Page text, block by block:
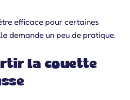
efficace pour certaines
demande un peu de pratique.
la couette